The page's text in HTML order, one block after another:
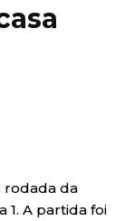
rodada da
1. A partida foi